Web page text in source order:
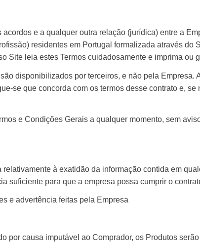
e a qualquer outra relação (jurídica) entre a
residentes em Portugal formalizada através do
Site leia estes Termos cuidadosamente e imprima ou
disponibilizados por terceiros, e não pela Empresa.
se que concorda com os termos desse contrato e,
e Condições Gerais a qualquer momento, sem
à exatidão da informação contida em
suficiente para que a empresa possa cumprir o
e advertência feitas pela Empresa
por causa imputável ao Comprador, os Produtos